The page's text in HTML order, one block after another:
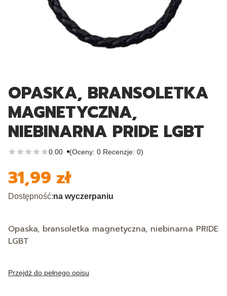
OPASKA, BRANSOLETKA
MAGNETYCZNA,
NIEBINARNA PRIDE LGBT
0.00 (Oceny: 0 Recenzje: 0)
Cena
31,99 zł
Dostępność:na wyczerpaniu
Opaska, bransoletka magnetyczna, niebinarna PRIDE
LGBT
Przejdź do pełnego opisu